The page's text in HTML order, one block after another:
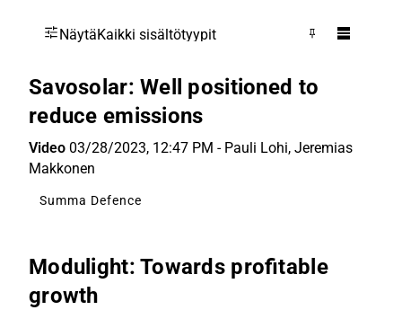
NäytäKaikki sisältötyypit
Savosolar: Well positioned to
reduce emissions
Video 03/28/2023, 12:47 PM - Pauli Lohi, Jeremias
Makkonen
Summa Defence
Modulight: Towards profitable
growth